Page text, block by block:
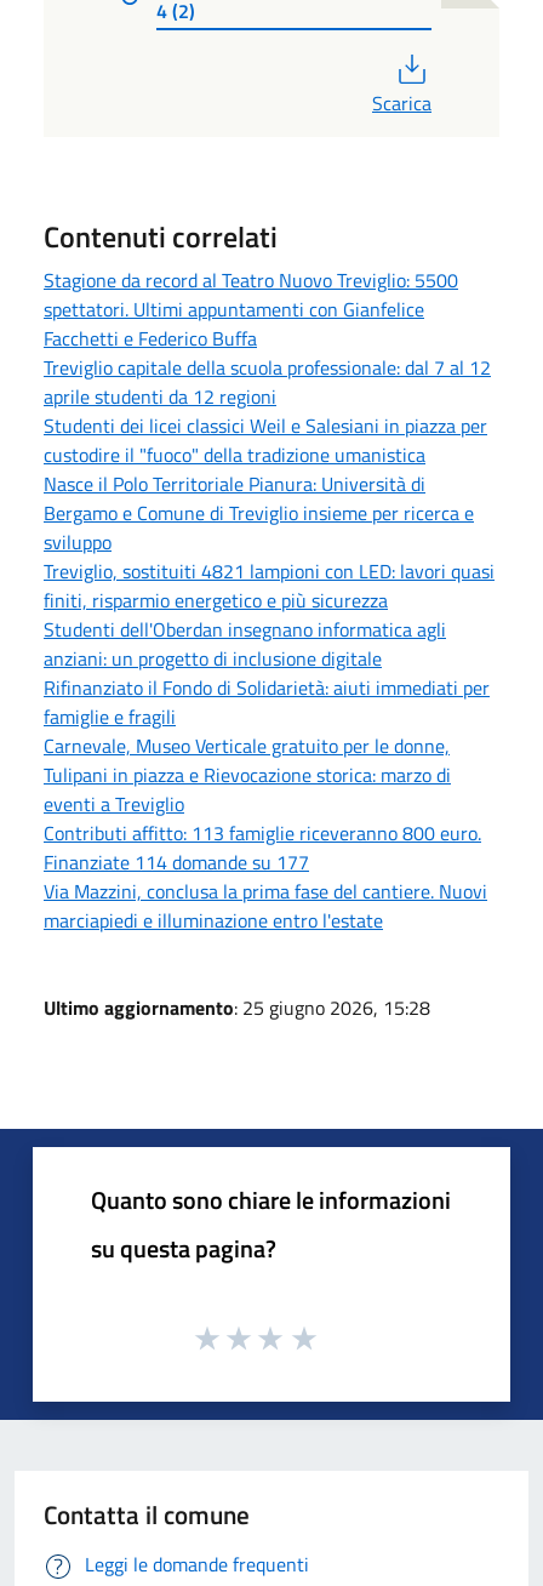
4 (2)
Scarica
Contenuti correlati
Stagione da record al Teatro Nuovo Treviglio: 5500
spettatori. Ultimi appuntamenti con Gianfelice
Facchetti e Federico Buffa
Treviglio capitale della scuola professionale: dal 7 al 12
aprile studenti da 12 regioni
Studenti dei licei classici Weil e Salesiani in piazza per
custodire il "fuoco" della tradizione umanistica
Nasce il Polo Territoriale Pianura: Università di
Bergamo e Comune di Treviglio insieme per ricerca e
sviluppo
Treviglio, sostituiti 4821 lampioni con LED: lavori quasi
finiti, risparmio energetico e più sicurezza
Studenti dell'Oberdan insegnano informatica agli
anziani: un progetto di inclusione digitale
Rifinanziato il Fondo di Solidarietà: aiuti immediati per
famiglie e fragili
Carnevale, Museo Verticale gratuito per le donne,
Tulipani in piazza e Rievocazione storica: marzo di
eventi a Treviglio
Contributi affitto: 113 famiglie riceveranno 800 euro.
Finanziate 114 domande su 177
Via Mazzini, conclusa la prima fase del cantiere. Nuovi
marciapiedi e illuminazione entro l'estate
Ultimo aggiornamento: 25 giugno 2026, 15:28
Quanto sono chiare le informazioni
su questa pagina?
Contatta il comune
Leggi le domande frequenti